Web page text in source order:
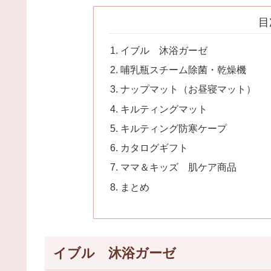
イブル 沐浴ガーゼ
哺乳瓶スチーム除菌・乾燥機
ナップマット（お昼寝マット）
キルティングマット
キルティング防寒ケープ
カタログギフト
ママ＆キッズ 肌ケア商品
まとめ
イブル 沐浴ガーゼ